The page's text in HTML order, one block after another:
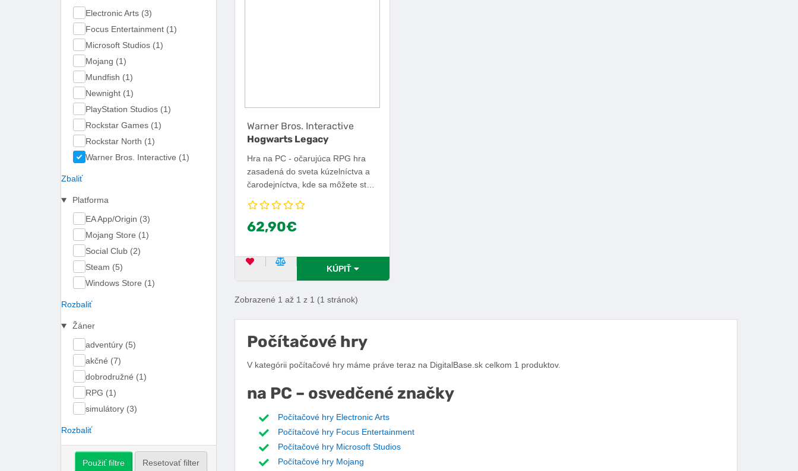
Electronic Arts (3)
Focus Entertainment (1)
Microsoft Studios (1)
Mojang (1)
Mundfish (1)
Newnight (1)
PlayStation Studios (1)
Rockstar Games (1)
Rockstar North (1)
Warner Bros. Interactive (1)
Zbaliť
Platforma
EA App/Origin (3)
Mojang Store (1)
Social Club (2)
Steam (5)
Windows Store (1)
Rozbaliť
Žáner
adventúry (5)
akčné (7)
dobrodružné (1)
RPG (1)
simulátory (3)
Rozbaliť
Použiť filtre Resetovať filter
Warner Bros. Interactive
Hogwarts Legacy
Hra na PC - očarujúca RPG hra
zasadená do sveta kúzelníctva a
čarodejníctva, kde sa môžete stať
čarov a kúziel. Objavte tajomstvá
školy, naučte sa kúzla a ochráňte
platforma: Steam, žáner:
62,90€
OBĽÚBENÝ PRODUKT
POROVNAŤ PRODUKT
KÚPIŤ
Zobrazené 1 až 1 z 1 (1 stránok)
Počítačové hry
V kategórii počítačové hry máme práve teraz na DigitalBase.sk celkom 1 produktov.
na PC – osvedčené značky
Počítačové hry Electronic Arts
Počítačové hry Focus Entertainment
Počítačové hry Microsoft Studios
Počítačové hry Mojang